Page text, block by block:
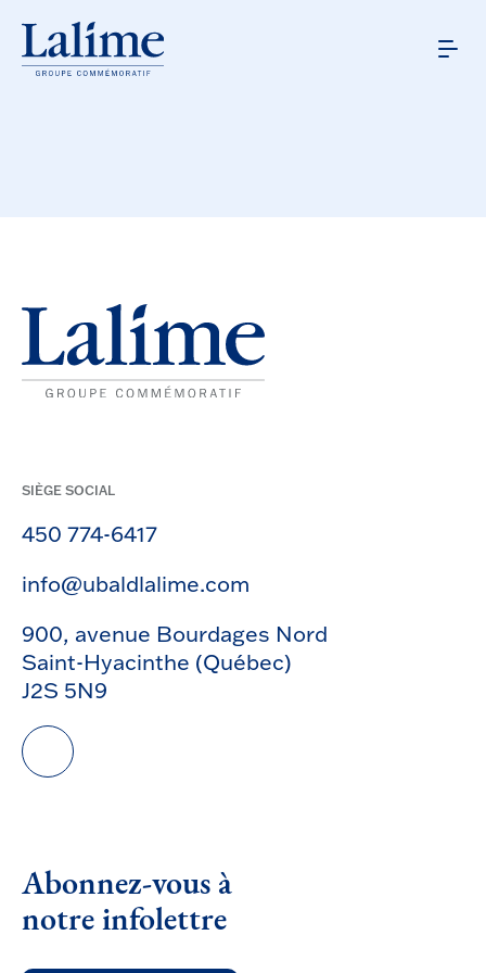
SIÈGE SOCIAL
450 774-6417
info@ubaldlalime.com
900, avenue Bourdages Nord
Saint-Hyacinthe (Québec)
J2S 5N9
Abonnez-vous à
notre infolettre